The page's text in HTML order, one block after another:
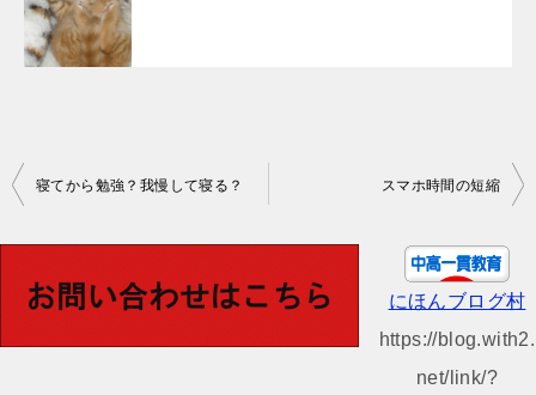
投
ビ
寝てから勉強？我慢して寝る？ スマホ時間の短縮
にほんブログ村
https://blog.with2.
net/link/?